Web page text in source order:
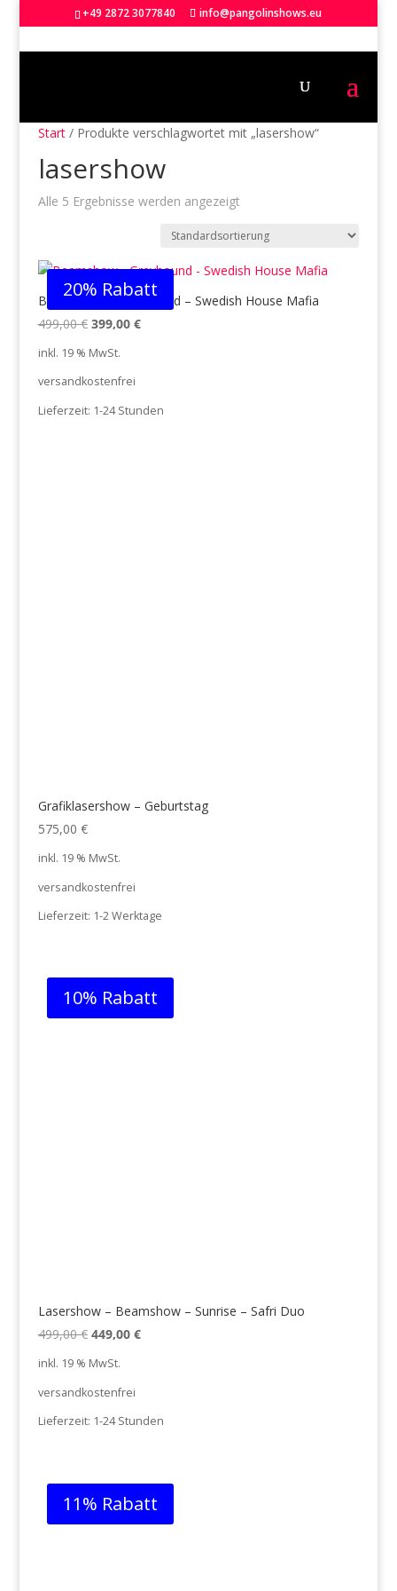
+49 2872 3077840 info@pangolinshows.eu
Start/ Produkte verschlagwortet mit „lasershow“
lasershow
Alle 5 Ergebnisse werden angezeigt
20% Rabatt
Beamshow – Greyhound – Swedish House Mafia
499,00€ Ursprünglicher
499,00 €
399,00 €Aktueller
inkl. 19 % MwSt.
versandkostenfrei
Lieferzeit: 1-24 Stunden
Grafiklasershow – Geburtstag
575,00 €
inkl. 19 % MwSt.
versandkostenfrei
Lieferzeit: 1-2 Werktage
10% Rabatt
Lasershow – Beamshow – Sunrise – Safri Duo
499,00€ Ursprünglicher
499,00 €
449,00 €Aktueller
inkl. 19 % MwSt.
versandkostenfrei
Lieferzeit: 1-24 Stunden
11% Rabatt